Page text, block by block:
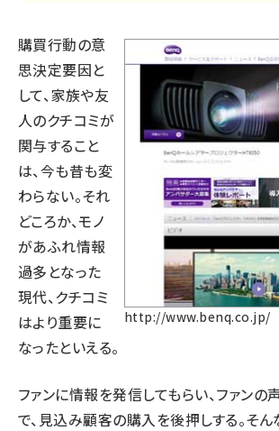
http://www.benq.co.jp/
購買行動の意
思決定要因と
して、家族や友
人のクチコミが
関与すること
は、今も昔も変
わらない。それ
どころか、モノ
があふれ情報
過多となった
現代、クチコミ
はより重要に
なったといえる。
ファンに情報を発信してもらい、ファンの
で、見込み顧客の購入を後押しする。そ